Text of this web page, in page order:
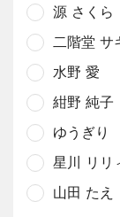
源 さくら
二階堂 サ
水野 愛
紺野 純子
ゆうぎり
星川 リリ
山田 たえ